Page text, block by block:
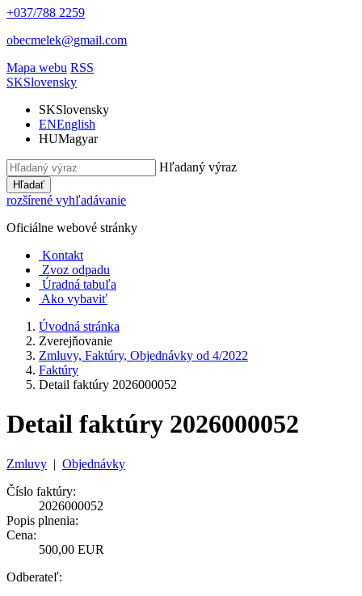
+037/788 2259
obecmelek@gmail.com
Mapa webu RSS
SKSlovensky
SKSlovensky
ENEnglish
HUMagyar
Hľadaný výraz
Hľadať
rozšírené vyhľadávanie
Oficiálne webové stránky
Kontakt
Zvoz odpadu
Úradná tabuľa
Ako vybaviť
Úvodná stránka
Zverejňovanie
Zmluvy, Faktúry, Objednávky od 4/2022
Faktúry
Detail faktúry 2026000052
Detail faktúry 2026000052
Zmluvy | Objednávky
Číslo faktúry:
2026000052
Popis plnenia:
Cena:
500,00 EUR
Odberateľ: